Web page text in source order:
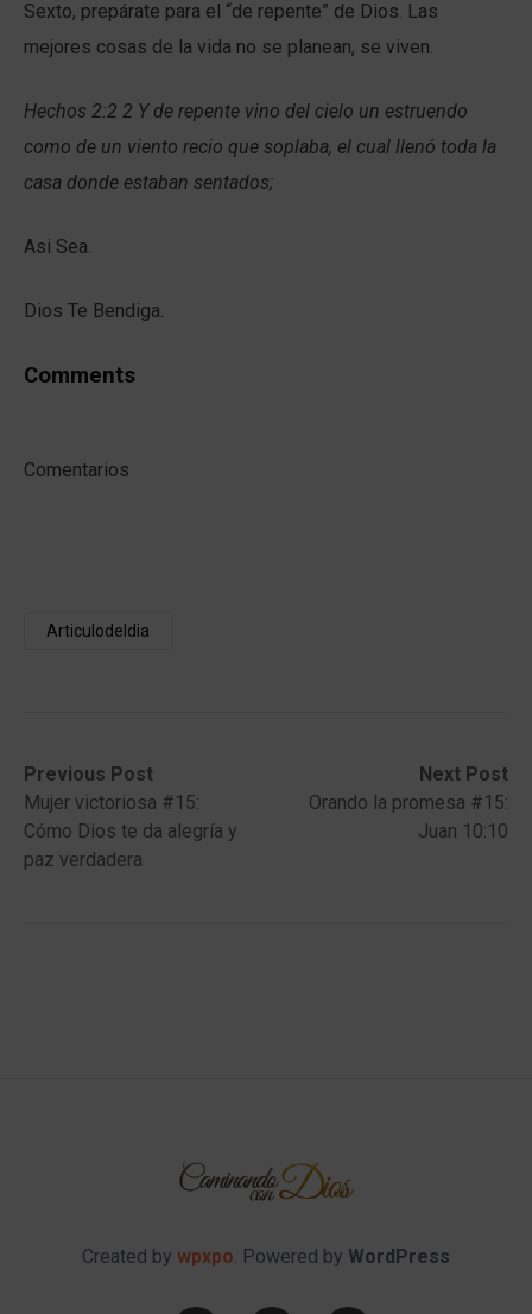
Sexto, prepárate para el “de repente” de Dios. Las
mejores cosas de la vida no se planean, se viven.
Hechos 2:2 2 Y de repente vino del cielo un estruendo
como de un viento recio que soplaba, el cual llenó toda la
casa donde estaban sentados;
Asi Sea.
Dios Te Bendiga.
Comments
Comentarios
Articulodeldia
Post
navigation
Previous Post
Previous
post:Mujer victoriosa #15:
Cómo Dios te da alegría y
paz verdadera
Next Post
Next
post:
Orando la promesa #15:
Juan 10:10
Created by wpxpo. Powered by WordPress